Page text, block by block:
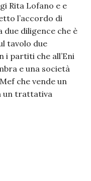
Rita Lofano e e
l’accordo di
diligence che è
tavolo due
i partiti che all’Eni
e una società
che vende un
un trattativa